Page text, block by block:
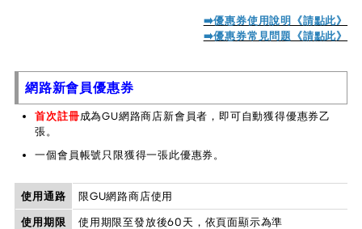
➡️優惠券使用說明《請點此》
➡️優惠券常見問題《請點此》
網路新會員優惠券
首次註冊成為GU網路商店新會員者，即可自動獲得優惠券乙
張。
一個會員帳號只限獲得一張此優惠券。
使用通路
限GU網路商店使用
使用期限
使用期限至發放後60天，依頁面顯示為準